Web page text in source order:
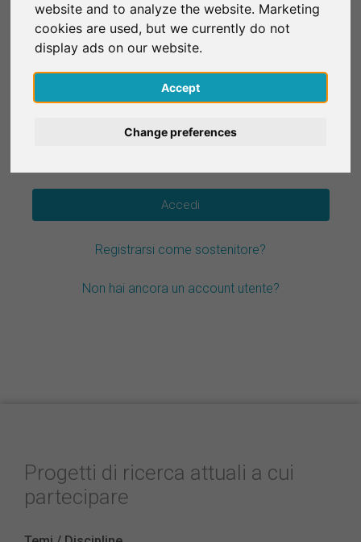
website and to analyze the website. Marketing
cookies are used, but we currently do not
display ads on our website.
Accept
Change preferences
OPPURE
E-mail*
Password*
Registrarsi come sostenitore?
Non hai ancora un account utente?
Progetti di ricerca attuali a cui
partecipare
Registrati gratis
Accedi
English
Deutsch
Español
Français